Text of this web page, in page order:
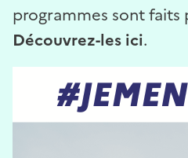
programmes sont faits
Découvrez-les ici.